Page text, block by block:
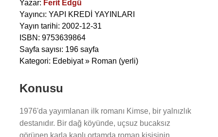
Yazar: Ferit Edgü
Yayıncı: YAPI KREDİ YAYINLARI
Yayın tarihi: 2002-12-31
ISBN: 9753639864
Sayfa sayısı: 196 sayfa
Kategori: Edebiyat » Roman (yerli)
Konusu
1976'da yayımlanan ilk romanı Kimse, bir yalnızlık
destanıdır. Bir dağ köyünde, uçsuz bucaksız
görünen karla kaplı ortamda roman kişisinin